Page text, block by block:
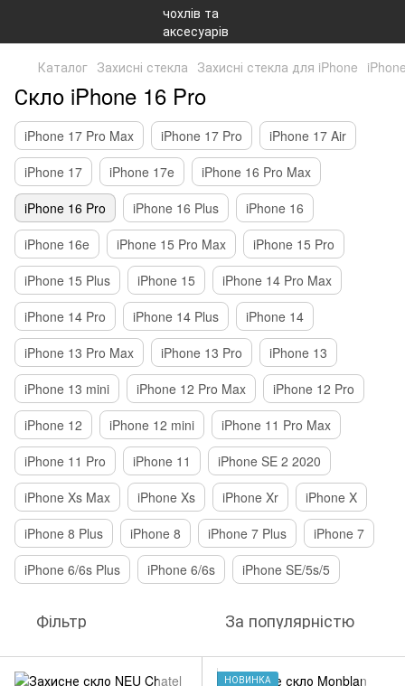
Каталог Захисні стекла Захисні стекла для iPhone
Скло iPhone 16 Pro
iPhone 17 Pro Max iPhone 17 Pro
iPhone 17 Air
iPhone 17
iPhone 17e
iPhone 16 Pro Max
iPhone 16 Pro
iPhone 16 Plus
iPhone 16
iPhone 16e
iPhone 15 Pro Max
iPhone 15 Pro
iPhone 15 Plus
iPhone 15
iPhone 14 Pro Max
iPhone 14 Pro
iPhone 14 Plus
iPhone 14
iPhone 13 Pro Max
iPhone 13 Pro
iPhone 13
iPhone 13 mini
iPhone 12 Pro Max
iPhone 12 Pro
iPhone 12
iPhone 12 mini
iPhone 11 Pro Max
iPhone 11 Pro
iPhone 11
iPhone SE 2 2020
iPhone Xs Max
iPhone Xs iPhone Xr
iPhone X
iPhone 8 Plus
iPhone 8 iPhone 7 Plus
iPhone 7
iPhone 6/6s Plus
iPhone 6/6s iPhone SE/5s/5
Фільтр За популярністю
НОВИНКА